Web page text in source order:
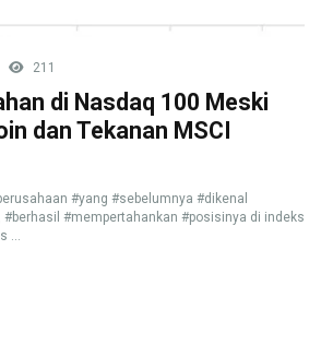
211
di Nasdaq 100 Meski
dan Tekanan MSCI
#yang #sebelumnya #dikenal
#berhasil #mempertahankan #posisinya di indeks
...